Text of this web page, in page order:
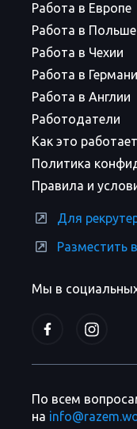
Мы в
Работа в Европе
Работа в Польше
Работа в Чехии
Работа в
Работа в Англии
Работодатели
Как это работает
Политика
Правила и
Для
Разместить
По всем
на